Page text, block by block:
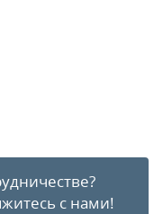
с нами!